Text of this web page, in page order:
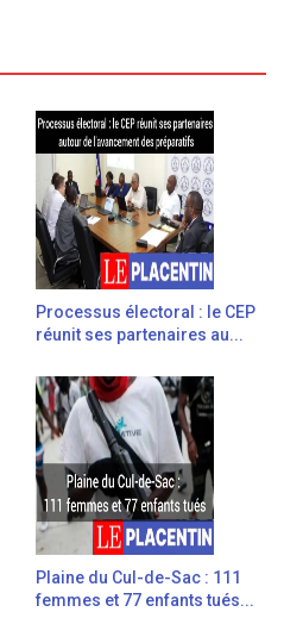
Processus électoral : le CEP
réunit ses partenaires au...
Plaine du Cul-de-Sac : 111
femmes et 77 enfants tués...